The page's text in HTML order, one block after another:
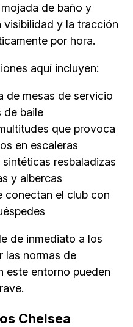
de baño y
visibilidad y la tracción
por hora.
aquí incluyen:
de mesas de servicio
de baile
que provoca
en escaleras
resbaladizas
y albercas
conectan el club con
de inmediato a los
las normas de
este entorno pueden
Chelsea